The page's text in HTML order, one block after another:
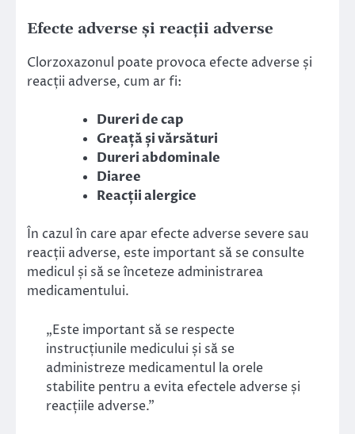
Efecte adverse și reacții adverse
Clorzoxazonul poate provoca efecte adverse și
reacții adverse, cum ar fi:
Dureri de cap
Greață și vărsături
Dureri abdominale
Diaree
Reacții alergice
În cazul în care apar efecte adverse severe sau
reacții adverse, este important să se consulte
medicul și să se înceteze administrarea
medicamentului.
„Este important să se respecte
instrucțiunile medicului și să se
administreze medicamentul la orele
stabilite pentru a evita efectele adverse și
reacțiile adverse.”